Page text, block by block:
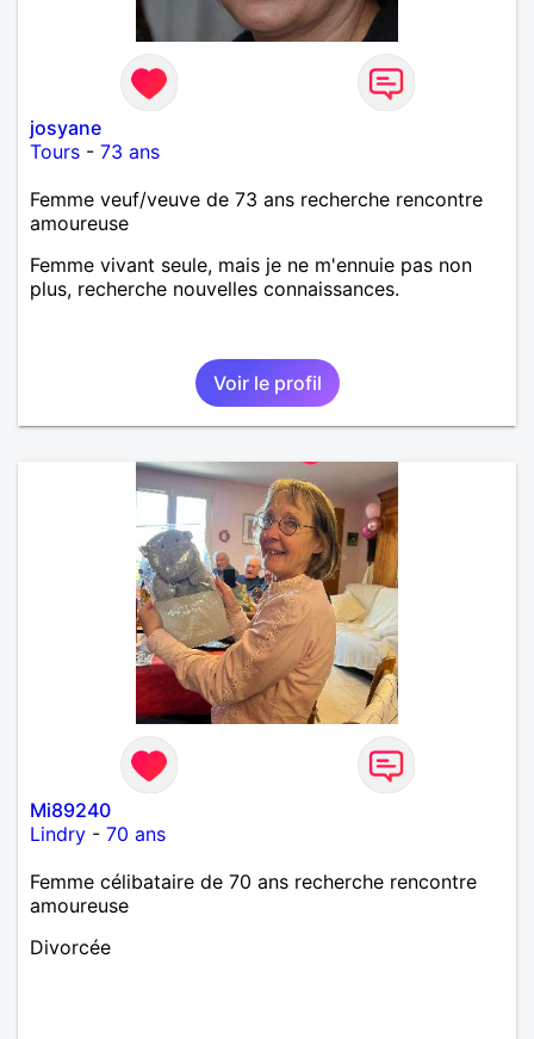
josyane
Tours - 73 ans
Femme veuf/veuve de 73 ans recherche rencontre
amoureuse
Femme vivant seule, mais je ne m'ennuie pas non
plus, recherche nouvelles connaissances.
Voir le profil
Mi89240
Lindry - 70 ans
Femme célibataire de 70 ans recherche rencontre
amoureuse
Divorcée